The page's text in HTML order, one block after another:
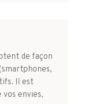
de façon
Il est
envies,